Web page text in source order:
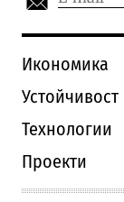
Икономика
Устойчивост
Технологии
Проекти